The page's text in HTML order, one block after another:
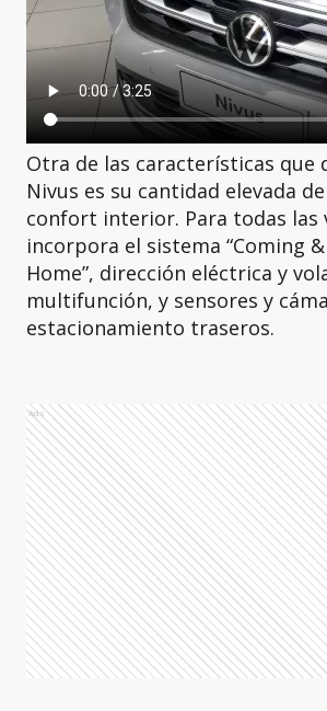
Otra de las características que
Nivus es su cantidad elevada
confort interior. Para todas las
incorpora el sistema “Coming
Home”, dirección eléctrica y
multifunción, y sensores y
estacionamiento traseros.
Ads